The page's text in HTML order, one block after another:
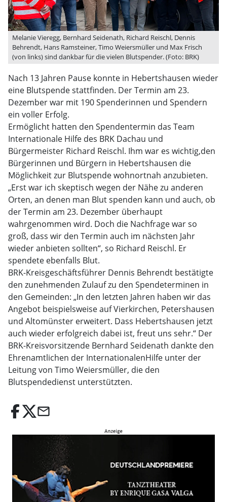
Melanie Vieregg, Bernhard Seidenath, Richard Reischl, Dennis
Behrendt, Hans Ramsteiner, Timo Weiersmüller und Max Frisch
(von links) sind dankbar für die vielen Blutspender. (Foto: BRK)
Nach 13 Jahren Pause konnte in Hebertshausen wieder
eine Blutspende stattfinden. Der Termin am 23.
Dezember war mit 190 Spenderinnen und Spendern
ein voller Erfolg.
Ermöglicht hatten den Spendentermin das Team
Internationale Hilfe des BRK Dachau und
Bürgermeister Richard Reischl. Ihm war es wichtig,den
Bürgerinnen und Bürgern in Hebertshausen die
Möglichkeit zur Blutspende wohnortnah anzubieten.
„Erst war ich skeptisch wegen der Nähe zu anderen
Orten, an denen man Blut spenden kann und auch, ob
der Termin am 23. Dezember überhaupt
wahrgenommen wird. Doch die Nachfrage war so
groß, dass wir den Termin auch im nächsten Jahr
wieder anbieten sollten“, so Richard Reischl. Er
spendete ebenfalls Blut.
BRK-Kreisgeschäftsführer Dennis Behrendt bestätigte
den zunehmenden Zulauf zu den Spendeterminen in
den Gemeinden: „In den letzten Jahren haben wir das
Angebot beispielsweise auf Vierkirchen, Petershausen
und Altomünster erweitert. Dass Hebertshausen jetzt
auch wieder erfolgreich dabei ist, freut uns sehr.“ Der
BRK-Kreisvorsitzende Bernhard Seidenath dankte den
Ehrenamtlichen der InternationalenHilfe unter der
Leitung von Timo Weiersmüller, die den
Blutspendedienst unterstützten.
email